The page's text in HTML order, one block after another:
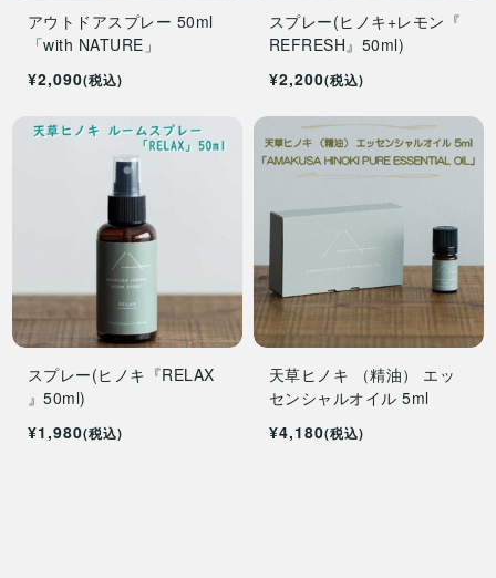
アウトドアスプレー 50ml
「with NATURE」
¥2,090(税込)
スプレー(ヒノキ+レモン『
REFRESH』50ml)
¥2,200(税込)
スプレー(ヒノキ『RELAX
』50ml)
¥1,980(税込)
天草ヒノキ （精油） エッ
センシャルオイル 5ml
¥4,180(税込)